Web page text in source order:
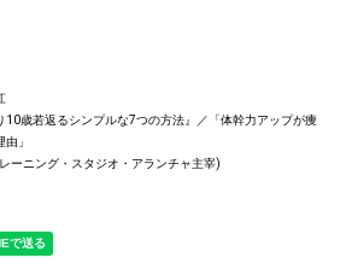
10歳若返るシンプルな7つの方法』／「体幹力アップが痩
」
ーニング・スタジオ・アランチャ主宰)